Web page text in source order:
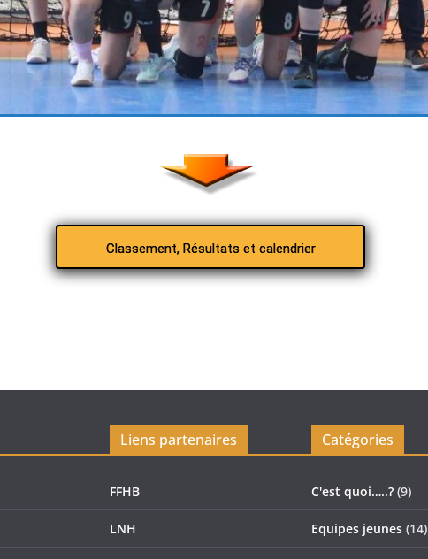
Classement, Résultats et calendrier
Liens partenaires
FFHB
LNH
Catégories
C'est quoi…..? (9)
Equipes jeunes (14)